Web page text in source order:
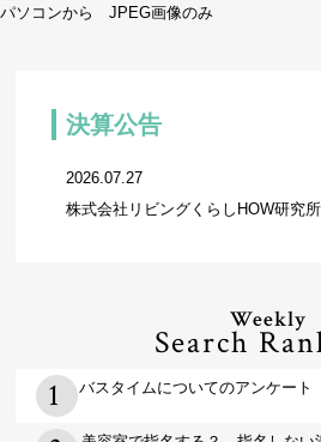
パソコンから JPEG画像のみ
決算公告
2026.07.27
株式会社リビングくらしHOW研究所
Weekly
Search
バスタイムについてのアンケート